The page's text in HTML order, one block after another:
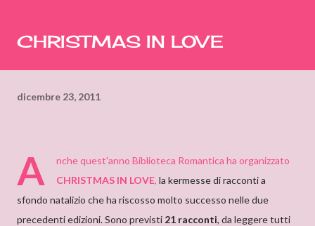
CHRISTMAS IN LOVE
dicembre 23, 2011
A nche quest'anno Biblioteca Romantica ha organizzato
CHRISTMAS IN LOVE, la kermesse di racconti a
sfondo natalizio che ha riscosso molto successo nelle due
precedenti edizioni. Sono previsti 21 racconti, da leggere tutti